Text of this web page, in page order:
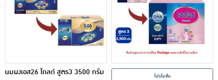
นมผงเอส26 โกลด์ สูตร3 3500 กรัม โปรโมชั่น